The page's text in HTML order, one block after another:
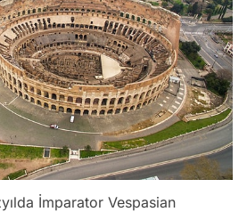
İmparator Vespasian